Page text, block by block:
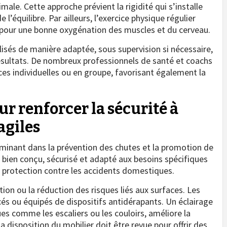
Cette approche prévient la rigidité qui s’installe
Par ailleurs, l’exercice physique régulier
une bonne oxygénation des muscles et du cerveau.
de manière adaptée, sous supervision si nécessaire,
De nombreux professionnels de santé et coachs
individuelles ou en groupe, favorisant également la
renforcer la sécurité à
dans la prévention des chutes et la promotion de
conçu, sécurisé et adapté aux besoins spécifiques
contre les accidents domestiques.
ou la réduction des risques liés aux surfaces. Les
ou équipés de dispositifs antidérapants. Un éclairage
comme les escaliers ou les couloirs, améliore la